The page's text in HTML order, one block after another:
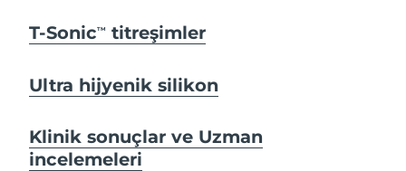
T-SonicTM titreşimler
Ultra hijyenik silikon
Klinik sonuçlar ve Uzman
incelemeleri